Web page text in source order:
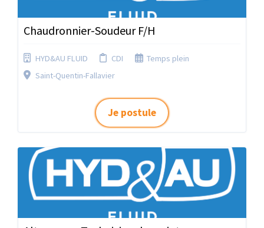
Chaudronnier-Soudeur F/H
HYD&AU FLUID CDI
Temps plein
Saint-Quentin-Fallavier
Je postule